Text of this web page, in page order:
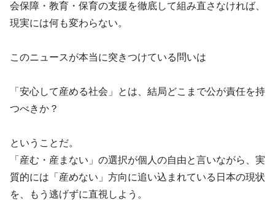
会保障・教育・保育の支援を徹底して組み直さなければ、
現実には何も変わらない。
このニュースが本当に突きつけている問いは
「安心して産める社会」とは、結局どこまで公が責任を持
つべきか？
ということだ。
「産む・産まない」の選択が個人の自由と言いながら、実
質的には「産めない」方向に追い込まれている日本の現状
を、もう逃げずに直視しよう。